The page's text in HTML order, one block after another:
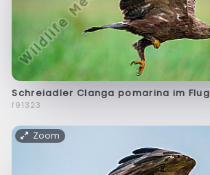
Schreiadler Clanga pomarina im Flug
f91323
Zoom